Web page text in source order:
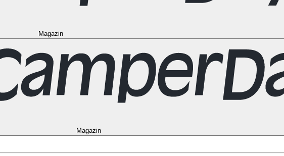
Magazin
Magazin
Vancouver Alle Ziele in den USALas Vegas Los Angeles MiamiNew YorkSan Francisco
Alle Reiseziele in Frankreich Korsika LyonMarseilles Nizza Paris Toulouse Alle Reiseziele in
NorwegenBergen Oslo Alle Reiseziele in Spanien Andalusien Barcelona Bilbao Madrid
in Australien Brisbane Cairns Melbourne Perth Sydney Alle Ziele in Neuseeland Auckland